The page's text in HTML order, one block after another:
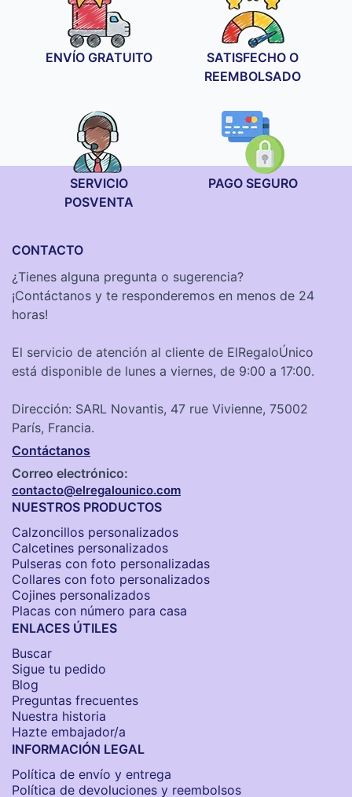
ENVÍO GRATUITO
SATISFECHO O
REEMBOLSADO
SERVICIO
POSVENTA
PAGO SEGURO
CONTACTO
¿Tienes alguna pregunta o sugerencia?
¡Contáctanos y te responderemos en menos de 24
horas!
El servicio de atención al cliente de ElRegaloÚnico
está disponible de lunes a viernes, de 9:00 a 17:00.
Dirección: SARL Novantis, 47 rue Vivienne, 75002
París, Francia.
Contáctanos
Correo electrónico:
contacto@elregalounico.com
NUESTROS PRODUCTOS
Calzoncillos personalizados​
Calcetines personalizados
Pulseras con foto personalizadas
Collares con foto personalizados
Cojines personalizados
Placas con número para casa
ENLACES ÚTILES
Buscar
Sigue tu pedido
Blog
Preguntas frecuentes
Nuestra historia
Hazte embajador/a
INFORMACIÓN LEGAL
Política de envío y entrega
Política de devoluciones y reembolsos